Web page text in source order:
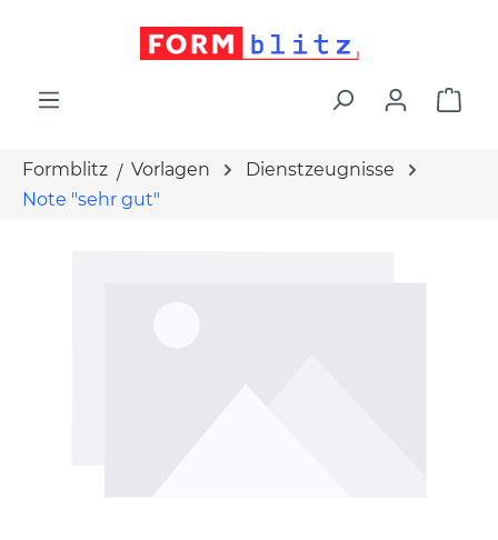
Formblitz Vorlagen
Dienstzeugnisse
Note "sehr gut"